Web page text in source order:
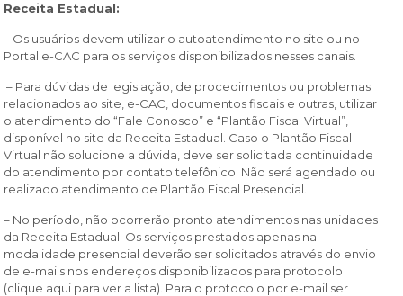
Receita Estadual:
– Os usuários devem utilizar o autoatendimento no site ou no
Portal e-CAC para os serviços disponibilizados nesses canais.
– Para dúvidas de legislação, de procedimentos ou problemas
relacionados ao site, e-CAC, documentos fiscais e outras, utilizar
o atendimento do “Fale Conosco” e “Plantão Fiscal Virtual”,
disponível no site da Receita Estadual. Caso o Plantão Fiscal
Virtual não solucione a dúvida, deve ser solicitada continuidade
do atendimento por contato telefônico. Não será agendado ou
realizado atendimento de Plantão Fiscal Presencial.
– No período, não ocorrerão pronto atendimentos nas unidades
da Receita Estadual. Os serviços prestados apenas na
modalidade presencial deverão ser solicitados através do envio
de e-mails nos endereços disponibilizados para protocolo
(clique aqui para ver a lista). Para o protocolo por e-mail ser